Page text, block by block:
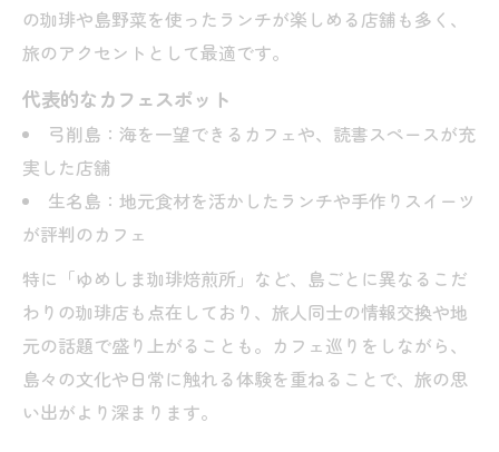
の珈琲や島野菜を使ったランチが楽しめる店舗も多く、
旅のアクセントとして最適です。
代表的なカフェスポット
弓削島：海を一望できるカフェや、読書スペースが充
実した店舗
生名島：地元食材を活かしたランチや手作りスイーツ
が評判のカフェ
特に「ゆめしま珈琲焙煎所」など、島ごとに異なるこだ
わりの珈琲店も点在しており、旅人同士の情報交換や地
元の話題で盛り上がることも。カフェ巡りをしながら、
島々の文化や日常に触れる体験を重ねることで、旅の思
い出がより深まります。